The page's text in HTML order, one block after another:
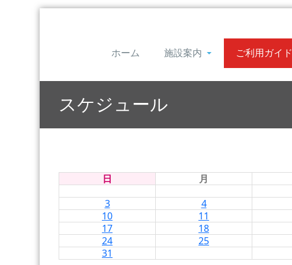
ホーム 施設案内 ご利用ガイド
スケジュール
日 月
3
4
10
11
17
18
24
25
31